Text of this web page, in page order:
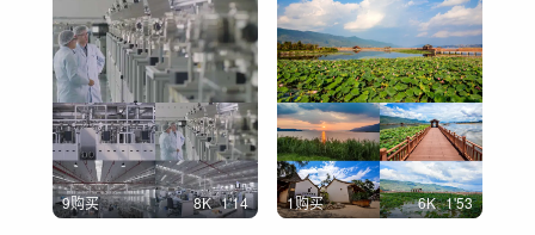
9购买 8K 1'14 1购买 6K 1'53